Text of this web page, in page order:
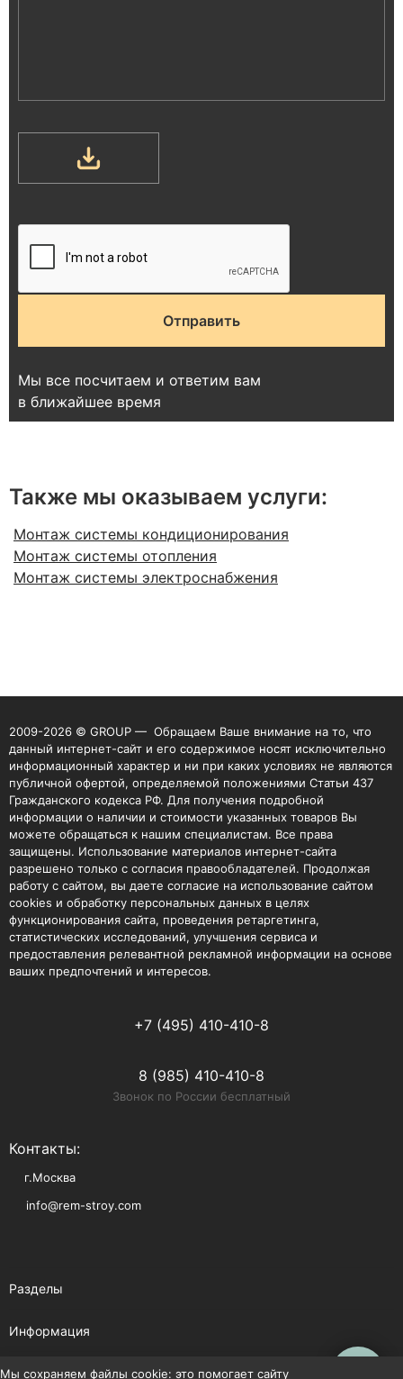
Мы все посчитаем и ответим вам
в ближайшее время
Также мы оказываем услуги:
Монтаж системы кондиционирования
Монтаж системы отопления
Монтаж системы электроснабжения
2009-2026 © GROUP — Обращаем Ваше внимание на то, что
данный интернет-сайт и его содержимое носят исключительно
информационный характер и ни при каких условиях не являются
публичной офертой, определяемой положениями Статьи 437
Гражданского кодекса РФ. Для получения подробной
информации о наличии и стоимости указанных товаров Вы
можете обращаться к нашим специалистам. Все права
защищены. Использование материалов интернет-сайта
разрешено только с согласия правообладателей. Продолжая
работу с сайтом, вы даете согласие на использование сайтом
cookies и обработку персональных данных в целях
функционирования сайта, проведения ретаргетинга,
статистических исследований, улучшения сервиса и
предоставления релевантной рекламной информации на основе
ваших предпочтений и интересов.
+7 (495) 410-410-8
8 (985) 410-410-8
Звонок по России бесплатный
Контакты:
г.Москва
info@rem-stroy.com
Разделы
Информация
Помощь
Мы сохраняем файлы cookie: это помогает сайту